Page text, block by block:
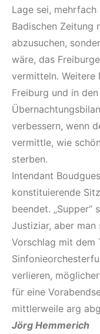
Lage sei,
Badischen Zeitung
abzusuchen,
wäre, das
vermitteln. Weitere
Freiburg und in
verbessern, wenn
vermittle, wie
sterben.
Intendant
konstituierende
beendet. „Supper“
Justiziar, aber
Vorschlag mit dem
verlieren,
für eine
mittlerweile arg
Jörg Hemmerich